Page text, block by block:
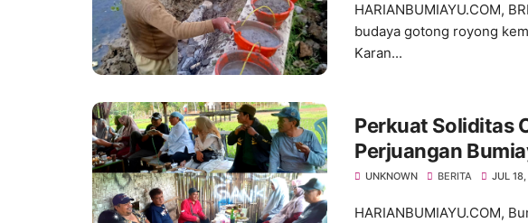
HARIANBUMIAYU.COM,
budaya gotong royong
Karan...
Perkuat Soliditas
Perjuangan
Bersama
UNKNOWN BERITA JUL
HARIANBUMIAYU.COM,